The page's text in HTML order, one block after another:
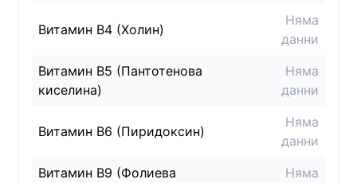
Витамин B4 (Холин)
Няма
данни
Витамин B5 (Пантотенова
киселина)
Няма
данни
Витамин B6 (Пиридоксин)
Няма
данни
Витамин B9 (Фолиева
Няма